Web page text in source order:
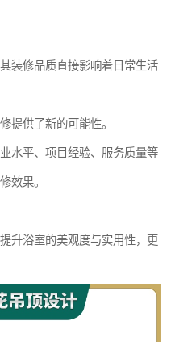
装修品质直接影响着日常生活
提供了新的可能性。
水平、项目经验、服务质量等
效果。
升浴室的美观度与实用性，更